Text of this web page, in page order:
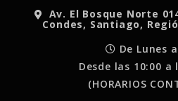
Av. El Bosque Norte
Condes, Santiago,
De Lunes
Desde las 10:00 a
(HORARIOS